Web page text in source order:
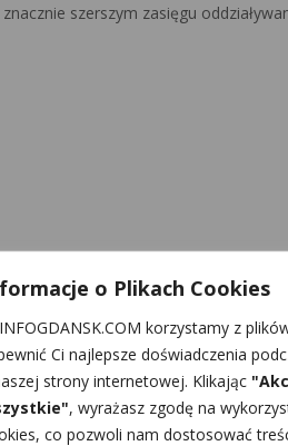
o Plikach Cookies
korzystamy z
Ci najlepsze doświadczenia
strony internetowej. Klikając
, wyrażasz zgodę na
co pozwoli nam dostosować
szerszym zasięgu
fotograficzne i sportowe.
bo doFilharmonii Kaszubskiej
i całego kraju. Zatem działalność